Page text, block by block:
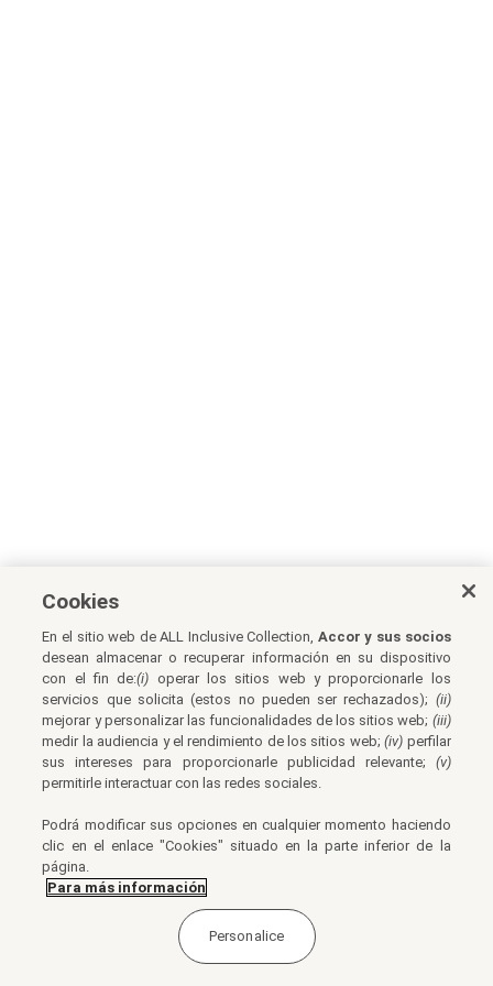
Cookies
En el sitio web de ALL Inclusive Collection, Accor y sus socios
desean almacenar o recuperar información en su dispositivo
con el fin de:(i) operar los sitios web y proporcionarle los
servicios que solicita (estos no pueden ser rechazados); (ii)
mejorar y personalizar las funcionalidades de los sitios web; (iii)
medir la audiencia y el rendimiento de los sitios web;(iv) perfilar
sus intereses para proporcionarle publicidad relevante; (v)
permitirle interactuar con las redes sociales.
Podrá modificar sus opciones en cualquier momento haciendo
clic en el enlace "Cookies" situado en la parte inferior de la
página.
Para más información
Personalice